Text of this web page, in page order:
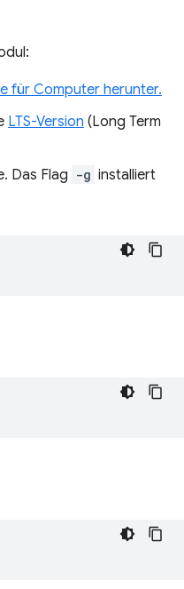
für Computer herunter.
LTS-Version (Long Term
Das Flag -g installiert